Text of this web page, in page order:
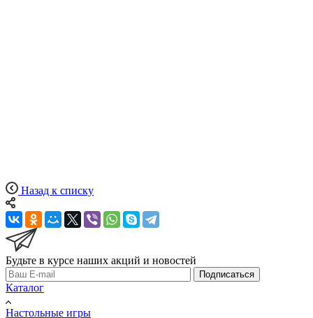
Назад к списку
Будьте в курсе наших акций и новостей
Подписаться
Каталог
Настольные игры